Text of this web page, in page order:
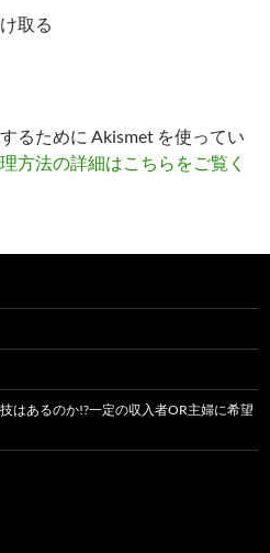
取る
るために Akismet を使ってい
方法の詳細はこちらをご覧く
はあるのか!?一定の収入者OR主婦に希望